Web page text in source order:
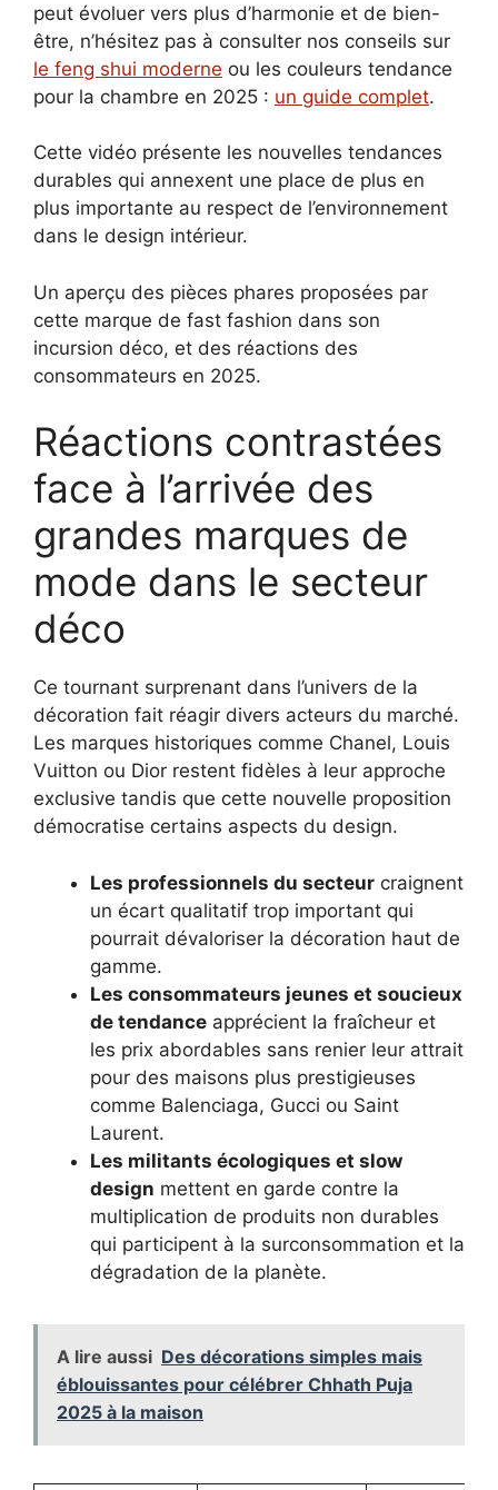
peut évoluer vers plus d’harmonie et de bien-
être, n’hésitez pas à consulter nos conseils sur
le feng shui moderne ou les couleurs tendance
pour la chambre en 2025 : un guide complet.
Cette vidéo présente les nouvelles tendances
durables qui annexent une place de plus en
plus importante au respect de l’environnement
dans le design intérieur.
Un aperçu des pièces phares proposées par
cette marque de fast fashion dans son
incursion déco, et des réactions des
consommateurs en 2025.
Réactions contrastées
face à l’arrivée des
grandes marques de
mode dans le secteur
déco
Ce tournant surprenant dans l’univers de la
décoration fait réagir divers acteurs du marché.
Les marques historiques comme Chanel, Louis
Vuitton ou Dior restent fidèles à leur approche
exclusive tandis que cette nouvelle proposition
démocratise certains aspects du design.
Les professionnels du secteur craignent
un écart qualitatif trop important qui
pourrait dévaloriser la décoration haut de
gamme.
Les consommateurs jeunes et soucieux
de tendance apprécient la fraîcheur et
les prix abordables sans renier leur attrait
pour des maisons plus prestigieuses
comme Balenciaga, Gucci ou Saint
Laurent.
Les militants écologiques et slow
design mettent en garde contre la
multiplication de produits non durables
qui participent à la surconsommation et la
dégradation de la planète.
A lire aussi Des décorations simples mais
éblouissantes pour célébrer Chhath Puja
2025 à la maison